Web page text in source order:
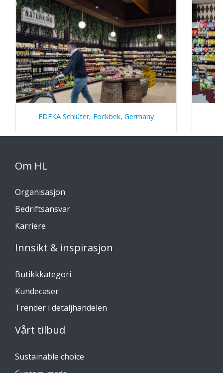
EDEKA Schlüter, Fockbek, Germany
Om HL
Organisasjon
Bedriftsansvar
Karriere
Innsikt & inspirasjon
Butikkkategori
Kundecaser
Trender i detaljhandelen
Vårt tilbud
Sustainable choice